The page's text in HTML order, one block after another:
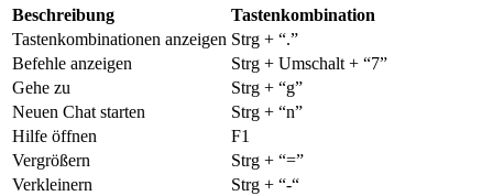
Beschreibung
Tastenkombination
Tastenkombinationen anzeigen Strg + “.”
Befehle anzeigen
Strg + Umschalt + “7”
Gehe zu
Strg + “g”
Neuen Chat starten
Strg + “n”
Hilfe öffnen
F1
Vergrößern
Strg + “=”
Verkleinern
Strg + “-“